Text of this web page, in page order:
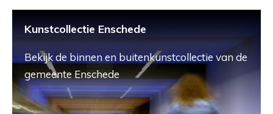
Kunstcollectie Enschede
Bekijk de binnen en buitenkunstcollectie van de
gemeente Enschede